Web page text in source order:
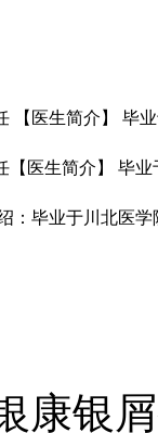
【医生简介】 毕
【医生简介】 毕
：毕业于川北医
康银